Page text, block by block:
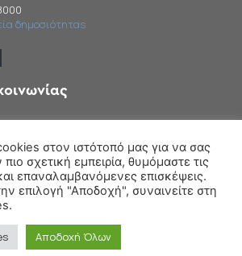
δημοσιότηταs
© All rights reserved
Cactus
στον ιστότοπό μας για να σας
σχετική εμπειρία, θυμόμαστε τις
επαναλαμβανόμενες επισκέψεις.
επιλογή "Αποδοχή", συναινείτε στη
Αποδοχή Όλων